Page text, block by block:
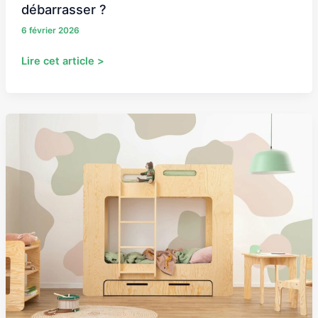
débarrasser ?
6 février 2026
Lire cet article >
choisir
lit
étages